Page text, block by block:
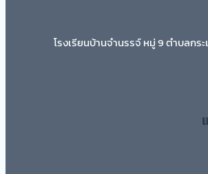
โรงเรียนบ้านจำนรรจ์ หมู่ 9 ตำบลก